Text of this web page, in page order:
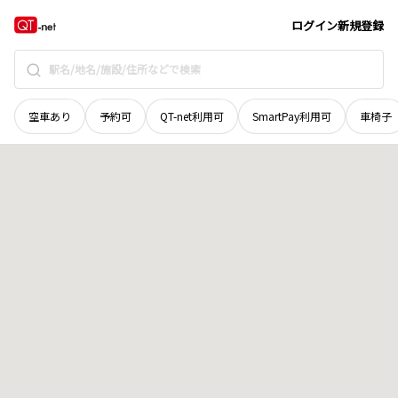
ログイン新規登録
空車あり 予約可 QT-net利用可 SmartPay利用可 車椅子
鳥取県